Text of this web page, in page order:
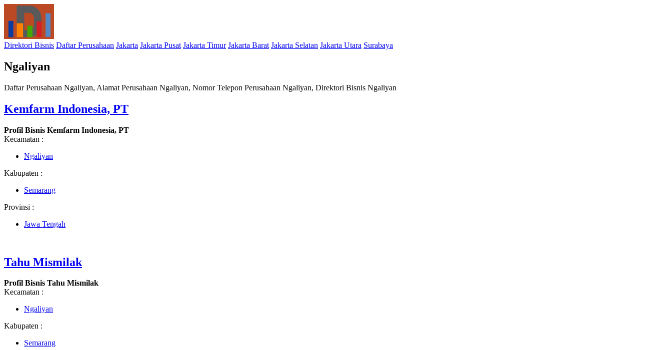
Direktori Bisnis Daftar Perusahaan Jakarta Jakarta Pusat Jakarta Timur Jakarta Barat Jakarta Selatan Jakarta Utara Surabaya
Ngaliyan
Daftar Perusahaan Ngaliyan, Alamat Perusahaan Ngaliyan, Nomor Telepon Perusahaan Ngaliyan, Direktori Bisnis Ngaliyan
Kemfarm Indonesia, PT
Profil Bisnis Kemfarm Indonesia, PT
Kecamatan :
Ngaliyan
Kabupaten :
Semarang
Provinsi :
Jawa Tengah
Tahu Mismilak
Profil Bisnis Tahu Mismilak
Kecamatan :
Ngaliyan
Kabupaten :
Semarang